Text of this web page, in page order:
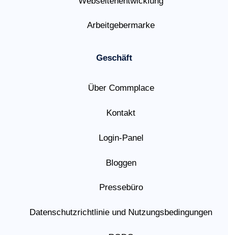
Arbeitgebermarke
Geschäft
Über Commplace
Kontakt
Login-Panel
Bloggen
Pressebüro
Datenschutzrichtlinie und Nutzungsbedingungen